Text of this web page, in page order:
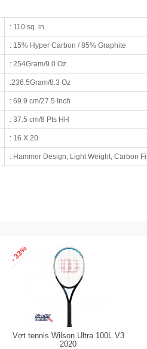
: 110 sq. in.
: 15% Hyper Carbon / 85% Graphite
: 254Gram/9.0 Oz
:236.5Gram/8.3 Oz
: 69.9 cm/27.5 Inch
: 37.5 cm/8 Pts HH
: 16 X 20
: Hammer Design, Light Weight, Carbon
- 33%
Vợt tennis Wilson Ultra 100L V3
2020